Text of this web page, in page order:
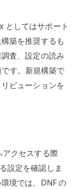
としてはサポート
築を推奨するも
査、設定の読み
す。新規構築で
ビューションを
クセスする際
設定を確認しま
境では、DNF の